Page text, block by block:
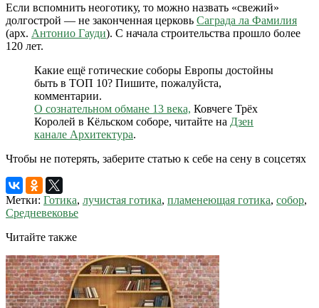
Если вспомнить неоготику, то можно назвать «свежий»
долгострой — не законченная церковь Саграда ла Фамилия
(арх. Антонио Гауди). С начала строительства прошло более
120 лет.
Какие ещё готические соборы Европы достойны
быть в ТОП 10? Пишите, пожалуйста,
комментарии.
О сознательном обмане 13 века, Ковчеге Трёх
Королей в Кёльском соборе, читайте на Дзен
канале Архитектура.
Чтобы не потерять, заберите статью к себе на сену в соцсетях
Метки: Готика, лучистая готика, пламенеющая готика, собор,
Средневековье
Читайте также